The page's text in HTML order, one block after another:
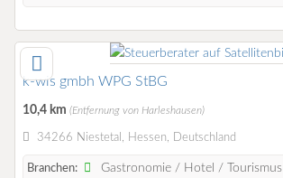
k-wis gmbh WPG StBG
10,4 km (Entfernung von Harleshausen)
34266 Niestetal, Hessen, Deutschland
Branchen: Gastronomie / Hotel / Tourismus